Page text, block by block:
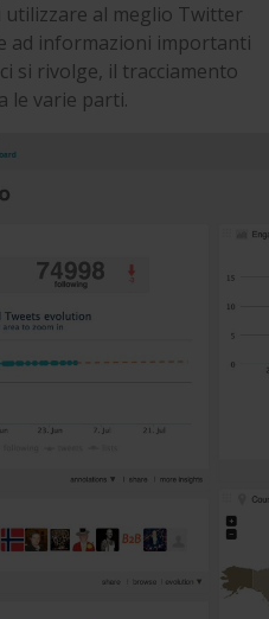
al meglio Twitter
ad informazioni importanti
si rivolge, il tracciamento
le varie parti.